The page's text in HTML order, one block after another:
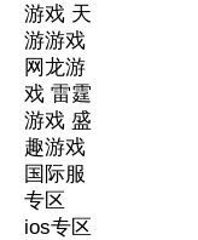
游戏 天
游游戏
网龙游
戏 雷霆
游戏 盛
趣游戏
国际服
专区
ios专区